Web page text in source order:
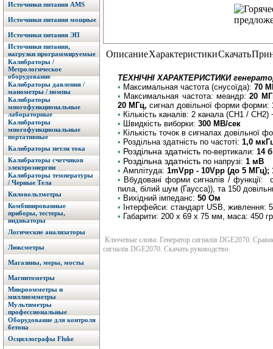
Источники питания AMS
Источники питания мощные
Источники питания ЭП
Источники питания,
нагрузки программируемые
Калибраторы /
Метрологическое
оборудование
Калибраторы давления /
манометры / помпы
Калибраторы
многофункциональные
лабораторные
Калибраторы
многофункциональные
портативные
Калибраторы петли тока
Калибраторы счетчиков
электроэнергии
Калибраторы температуры
/ Черные Тела
Киловольтметры
Комбинированные
приборы, тестеры,
индикаторы
Логические анализаторы
Люксметры
Магазины, меры, мосты
Магнитометры
Микроомметры и
миллиомметры
Мультиметры
профессиональные
Оборудование для контроля
бетона
Осциллографы Fluke
ОписаниеХарактеристикиСкачать
ТЕХНІЧНІ ХАРАКТЕРИСТИКИ
• Максимальная частота (снусоїда): 70
• Максимальная частота: меандр:20
20 MГц, сигнал довільної форми форми:
• Кількість каналів: 2 канала (CH1 / CH2)
• Швидкість виборки: 300 МВ/сек
• Кількість точок в сигналах довільної
• Роздільна здатність по частоті: 1,0
• Роздільна здатність по-вертикали: 14
• Роздільна здатність по напрузі: 1 мВ
• Амплітуда: 1mVpp - 10Vpp (до 5
• Вбудовані форми сигналів / функції:
пила, білий шум (Гаусса)), та 150
• Вихідний імпеданс: 50 Ом
• Інтерфейси: стандарт USB, живлення:
• Габарити: 200 х 69 х 75 мм, маса: 450
Ключевые слова: Генератор сигналів DGE2070.
сигналів DGE2070. Скачать руководство.